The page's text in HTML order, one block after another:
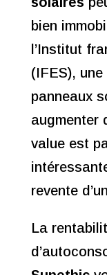
bien
l’Institut
(IFES),
panneaux
augmenter
value est
revente
La